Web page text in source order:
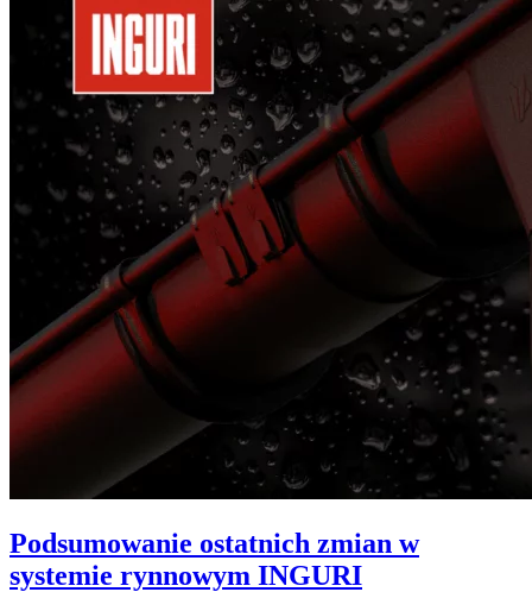
Podsumowanie ostatnich zmian w
systemie rynnowym INGURI